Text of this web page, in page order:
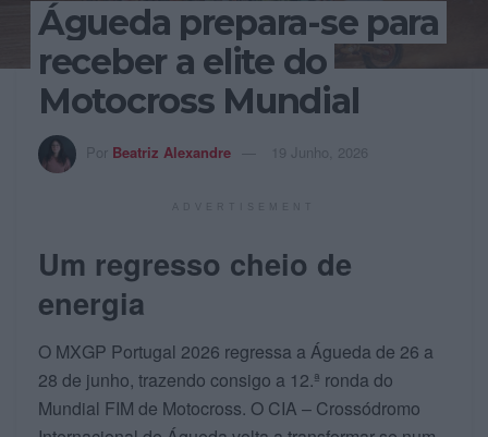
Águeda prepara-se para
receber a elite do
Motocross Mundial
Por Beatriz Alexandre 19 Junho, 2026
Um regresso cheio de
energia
O MXGP Portugal 2026 regressa a Águeda de 26 a
28 de junho, trazendo consigo a 12.ª ronda do
Mundial FIM de Motocross. O CIA – Crossódromo